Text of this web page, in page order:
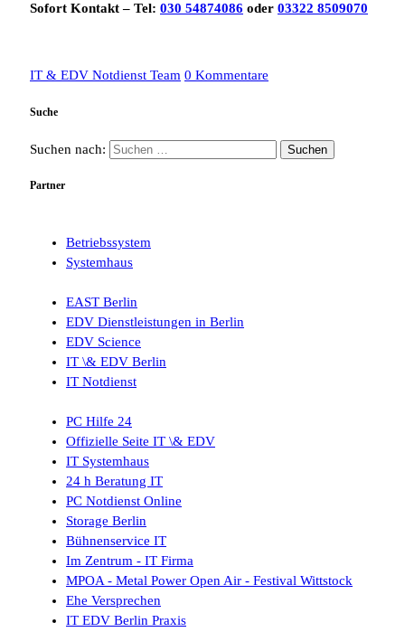
Sofort Kontakt – Tel: 030 54874086 oder 03322 8509070
IT & EDV Notdienst Team 0 Kommentare
Suche
Suchen nach:
Partner
Betriebssystem
Systemhaus
EAST Berlin
EDV Dienstleistungen in Berlin
EDV Science
IT \& EDV Berlin
IT Notdienst
PC Hilfe 24
Offizielle Seite IT \& EDV
IT Systemhaus
24 h Beratung IT
PC Notdienst Online
Storage Berlin
Bühnenservice IT
Im Zentrum - IT Firma
MPOA - Metal Power Open Air - Festival Wittstock
Ehe Versprechen
IT EDV Berlin Praxis